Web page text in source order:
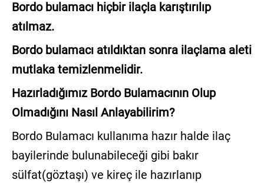
Bordo bulamacı hiçbir ilaçla karıştırılıp
atılmaz.
Bordo bulamacı atıldıktan sonra ilaçlama aleti
mutlaka temizlenmelidir.
Hazırladığımız Bordo Bulamacının Olup
Olmadığını Nasıl Anlayabilirim?
Bordo Bulamacı kullanıma hazır halde ilaç
bayilerinde bulunabileceği gibi bakır
sülfat(göztaşı) ve kireç ile hazırlanıp